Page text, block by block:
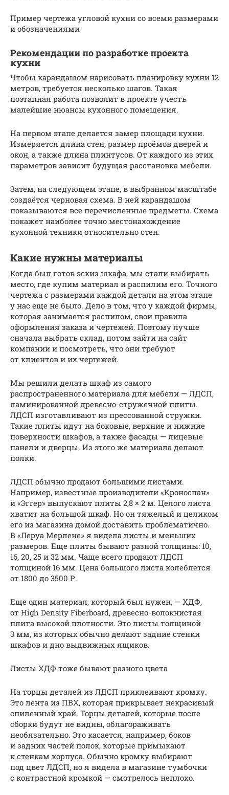
Пример чертежа угловой кухни со всеми размерами
и обозначениями
Рекомендации по разработке проекта
кухни
Чтобы карандашом нарисовать планировку кухни 12
метров, требуется несколько шагов. Такая
поэтапная работа позволит в проекте учесть
малейшие нюансы кухонного помещения.
На первом этапе делается замер площади кухни.
Измеряется длина стен, размер проёмов дверей и
окон, а также длина плинтусов. От каждого из этих
параметров зависит будущая расстановка мебели.
Затем, на следующем этапе, в выбранном масштабе
создаётся черновая схема. В ней карандашом
показываются все перечисленные предметы. Схема
покажет наиболее точно местонахождение
кухонной техники относительно стен.
Какие нужны материалы
Когда был готов эскиз шкафа, мы стали выбирать
место, где купим материал и распилим его. Точного
чертежа с размерами каждой детали на этом этапе
у нас еще не было. Дело в том, что у каждой фирмы,
которая занимается распилом, свои правила
оформления заказа и чертежей. Поэтому лучше
сначала выбрать склад, потом зайти на сайт
компании и посмотреть, что они требуют
от клиентов и их чертежей.
Мы решили делать шкаф из самого
распространенного материала для мебели — ЛДСП,
ламинированной древесно-стружечной плиты.
ЛДСП изготавливают из прессованной стружки.
Такие плиты идут на боковые, верхние и нижние
поверхности шкафов, а также фасады — лицевые
панели и дверцы. Из этого же материала делают
полки.
ЛДСП обычно продают большими листами.
Например, известные производители «Кроноспан»
и «Эггер» выпускают плиты 2,8 × 2 м. Целого листа
хватит на большой шкаф. Но он тяжелый и целиком
его из магазина домой доставить проблематично.
В «Леруа Мерлене» я видела листы и меньших
размеров. Еще плиты бывают разной толщины: 10,
16, 20, 25 и 32 мм. Чаще всего продают ЛДСП
толщиной 16 мм. Цена большого листа колеблется
от 1800 до 3500 Р.
Еще один материал, который был нужен, — ХДФ,
от High Density Fiberboard, древесно-волокнистая
плита высокой плотности. Это листы толщиной
3 мм, из которых обычно делают задние стенки
шкафов и дно выдвижных ящиков.
Листы ХДФ тоже бывают разного цвета
На торцы деталей из ЛДСП приклеивают кромку.
Это лента из ПВХ, которая прикрывает некрасивый
спиленный край. Торцы деталей, которые после
сборки будут не видны, облагораживать
необязательно. Это касается, например, боков
и задних частей полок, которые примыкают
к стенкам корпуса. Обычно кромку выбирают
под цвет ЛДСП, но я видела в магазине тумбочки
с контрастной кромкой — смотрелось неплохо.